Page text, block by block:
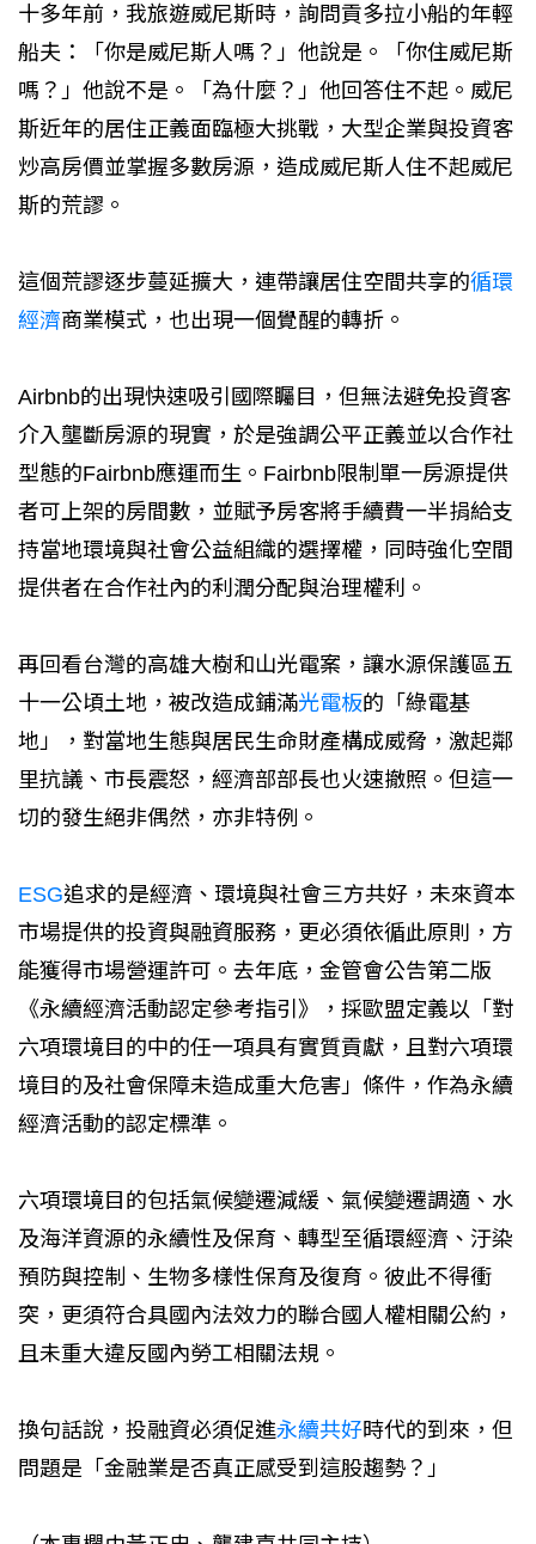
十多年前，我旅遊威尼斯時，詢問貢多拉小船的年輕
船夫：「你是威尼斯人嗎？」他說是。「你住威尼斯
嗎？」他說不是。「為什麼？」他回答住不起。威尼
斯近年的居住正義面臨極大挑戰，大型企業與投資客
炒高房價並掌握多數房源，造成威尼斯人住不起威尼
斯的荒謬。
這個荒謬逐步蔓延擴大，連帶讓居住空間共享的循環
經濟商業模式，也出現一個覺醒的轉折。
Airbnb的出現快速吸引國際矚目，但無法避免投資客
介入壟斷房源的現實，於是強調公平正義並以合作社
型態的Fairbnb應運而生。Fairbnb限制單一房源提供
者可上架的房間數，並賦予房客將手續費一半捐給支
持當地環境與社會公益組織的選擇權，同時強化空間
提供者在合作社內的利潤分配與治理權利。
再回看台灣的高雄大樹和山光電案，讓水源保護區五
十一公頃土地，被改造成鋪滿光電板的「綠電基
地」，對當地生態與居民生命財產構成威脅，激起鄰
里抗議、市長震怒，經濟部部長也火速撤照。但這一
切的發生絕非偶然，亦非特例。
ESG追求的是經濟、環境與社會三方共好，未來資本
市場提供的投資與融資服務，更必須依循此原則，方
能獲得市場營運許可。去年底，金管會公告第二版
《永續經濟活動認定參考指引》，採歐盟定義以「對
六項環境目的中的任一項具有實質貢獻，且對六項環
境目的及社會保障未造成重大危害」條件，作為永續
經濟活動的認定標準。
六項環境目的包括氣候變遷減緩、氣候變遷調適、水
及海洋資源的永續性及保育、轉型至循環經濟、汙染
預防與控制、生物多樣性保育及復育。彼此不得衝
突，更須符合具國內法效力的聯合國人權相關公約，
且未重大違反國內勞工相關法規。
換句話說，投融資必須促進永續共好時代的到來，但
問題是「金融業是否真正感受到這股趨勢？」